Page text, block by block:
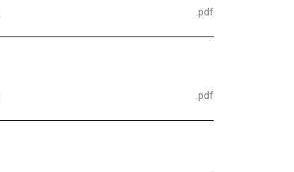
.pdf
.pdf